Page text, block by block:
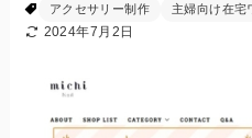
アクセサリー制作
主婦向け在宅
2024年7月2日